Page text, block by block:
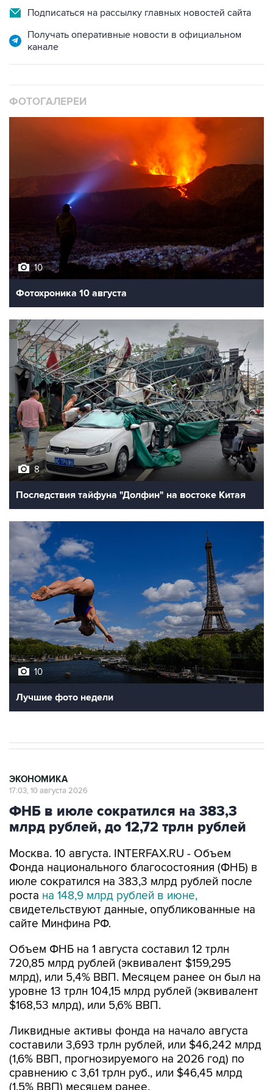
Подписаться на рассылку главных новостей сайта
Получать оперативные новости в официальном
канале
ФОТОГАЛЕРЕИ
10
Фотохроника 10 августа
8
Последствия тайфуна "Долфин" на востоке Китая
10
Лучшие фото недели
ЭКОНОМИКА
17:03, 10 августа 2026
ФНБ в июле сократился на 383,3
млрд рублей, до 12,72 трлн рублей
Москва. 10 августа. INTERFAX.RU - Объем
Фонда национального благосостояния (ФНБ) в
июле сократился на 383,3 млрд рублей после
роста на 148,9 млрд рублей в июне,
свидетельствуют данные, опубликованные на
сайте Минфина РФ.
Объем ФНБ на 1 августа составил 12 трлн
720,85 млрд рублей (эквивалент $159,295
млрд), или 5,4% ВВП. Месяцем ранее он был на
уровне 13 трлн 104,15 млрд рублей (эквивалент
$168,53 млрд), или 5,6% ВВП.
Ликвидные активы фонда на начало августа
составили 3,693 трлн рублей, или $46,242 млрд
(1,6% ВВП, прогнозируемого на 2026 год) по
сравнению с 3,61 трлн руб., или $46,45 млрд